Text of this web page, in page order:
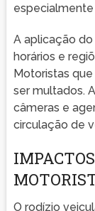
especialmente
A aplicação
horários e
Motoristas
ser multados.
câmeras e
circulação de
O rodízio